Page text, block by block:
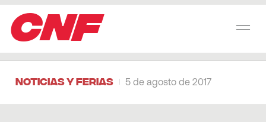
CNF
Noticias y Ferias 5 de agosto de 2017